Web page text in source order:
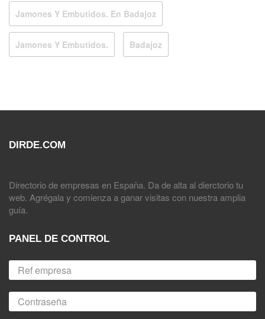
Jamones Y Embutidos. En Badajoz
Jamones Y Embutidos. Badajoz
DIRDE.COM
Directorio de empresas en España. Da de alta al dierctorio tu
web. Agrégala y comienza a ganar visitas con nuestra amplia
guía.
PANEL DE CONTROL